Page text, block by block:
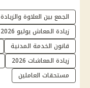
الجمع بين العلاوة والزيادة
زيادة المعاش يوليو 2026
قانون الخدمة المدنية
زيادة المعاشات 2026
مستحقات العاملين